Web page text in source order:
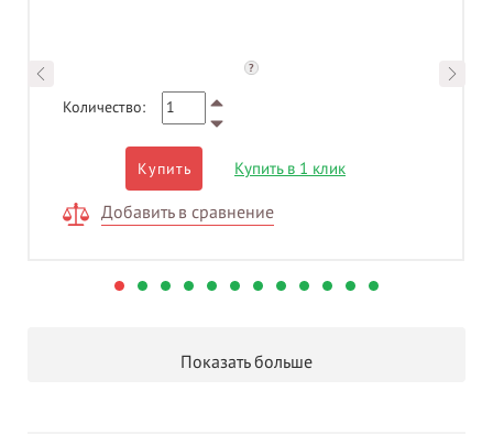
?
Количество:
Купить Купить в 1 клик
Добавить в сравнение
Показать больше